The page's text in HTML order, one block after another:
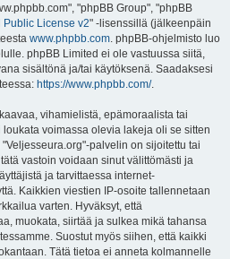
"phpBB Group", "phpBB
Public License v2" -lisenssillä (jälkeenpäin
www.phpbb.com. phpBB-ohjelmisto luo
phpBB Limited ei ole vastuussa siitä,
sisältönä ja/tai käytöksenä. Saadaksesi
https://www.phpbb.com/.
vihamielistä, epämoraalista tai
voimassa olevia lakeja oli se sitten
palvelin on sijoitettu tai
vastoin voidaan sinut välittömästi ja
ja tarvittaessa internet-
Kaikkien viestien IP-osoite tallennetaan
varten. Hyväksyt, että
muokata, siirtää ja sulkea mikä tahansa
Suostut myös siihen, että kaikki
Tätä tietoa ei anneta kolmannelle